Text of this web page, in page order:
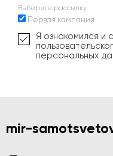
Выберите рассылку
Первая кампания
Я ознакомился и
персональных
mir-